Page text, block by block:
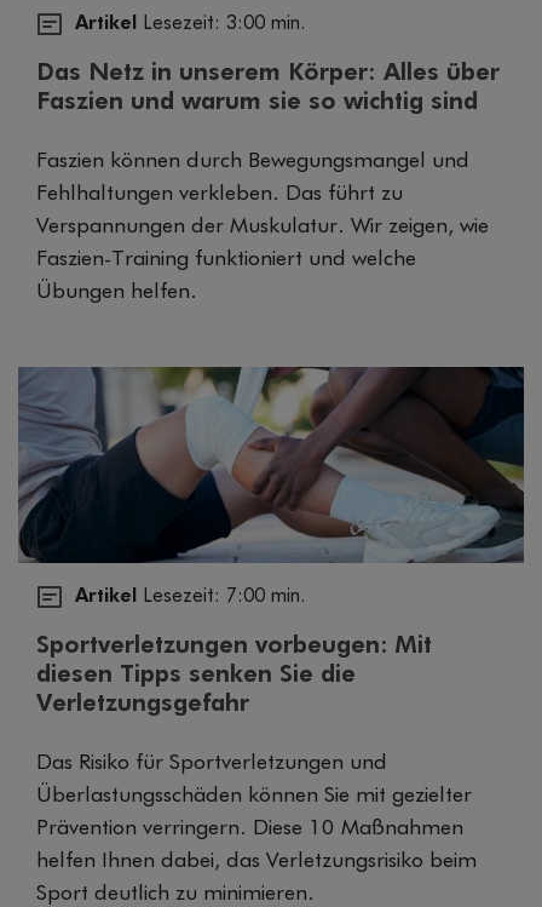
Artikel Lesezeit: 3:00 min.
Das Netz in unserem Körper: Alles über
Faszien und warum sie so wichtig sind
Faszien können durch Bewegungsmangel und
Fehlhaltungen verkleben. Das führt zu
Verspannungen der Muskulatur. Wir zeigen, wie
Faszien-Training funktioniert und welche
Übungen helfen.
Artikel Lesezeit: 7:00 min.
Sportverletzungen vorbeugen: Mit
diesen Tipps senken Sie die
Verletzungsgefahr
Das Risiko für Sportverletzungen und
Überlastungsschäden können Sie mit gezielter
Prävention verringern. Diese 10 Maßnahmen
helfen Ihnen dabei, das Verletzungsrisiko beim
Sport deutlich zu minimieren.